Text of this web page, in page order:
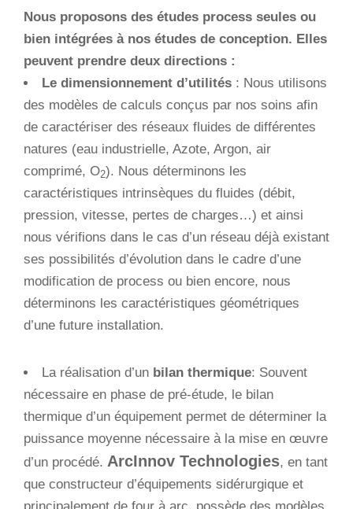
Nous proposons des études process seules ou
bien intégrées à nos études de conception. Elles
peuvent prendre deux directions :
Le dimensionnement d’utilités : Nous utilisons
des modèles de calculs conçus par nos soins afin
de caractériser des réseaux fluides de différentes
natures (eau industrielle, Azote, Argon, air
comprimé, O2). Nous déterminons les
caractéristiques intrinsèques du fluides (débit,
pression, vitesse, pertes de charges…) et ainsi
nous vérifions dans le cas d’un réseau déjà existant
ses possibilités d’évolution dans le cadre d’une
modification de process ou bien encore, nous
déterminons les caractéristiques géométriques
d’une future installation.
La réalisation d’un bilan thermique: Souvent
nécessaire en phase de pré-étude, le bilan
thermique d’un équipement permet de déterminer la
puissance moyenne nécessaire à la mise en œuvre
d’un procédé. ArcInnov Technologies, en tant
que constructeur d’équipements sidérurgique et